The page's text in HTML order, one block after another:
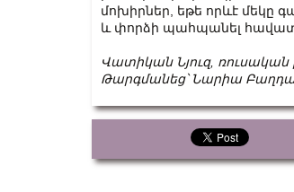
մոխիրներ, եթե որևէ մեկը
և փորձի պահպանել
Վատիկան Նյուզ, ռուսական
Թարգմանեց՝ Նարիա